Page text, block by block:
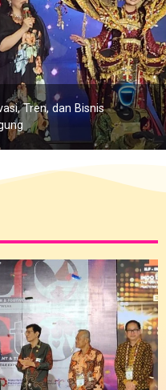
Tren, dan Bisnis